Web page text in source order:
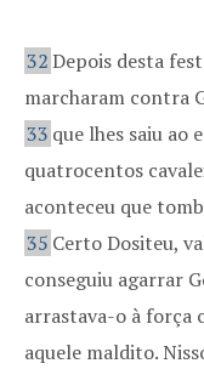
32Depois desta
marcharam contra
33 que lhes saiu ao
quatrocentos
aconteceu que
35 Certo Dositeu,
conseguiu agarrar
arrastava-o à força
aquele maldito.